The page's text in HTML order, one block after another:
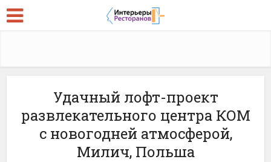
Удачный лофт-проект
развлекательного центра КОМ
с новогодней атмосферой,
Милич, Польша